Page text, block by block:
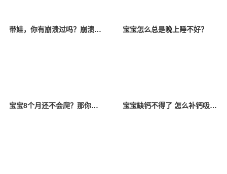
带娃，你有崩溃过吗？崩溃以后该怎么办？ 宝宝怎么总是晚上睡不好？
宝宝8个月还不会爬？那你一定要看看！ 宝宝缺钙不得了 怎么补钙吸收好？